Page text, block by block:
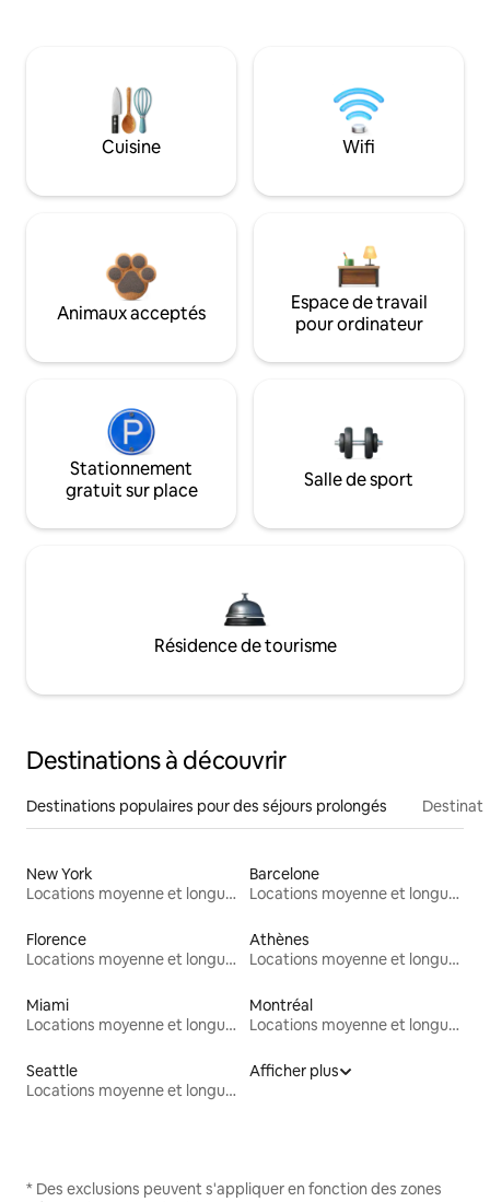
Cuisine Wifi
Animaux acceptés
Espace de travail
pour ordinateur
Stationnement
gratuit sur place
Salle de sport
Résidence de tourisme
Destinations à découvrir
Destinations populaires pour des séjours prolongés
New York
Locations moyenne et longue durée
Barcelone
Locations moyenne et longue durée
Florence
Locations moyenne et longue durée
Athènes
Locations moyenne et longue durée
Miami
Locations moyenne et longue durée
Montréal
Locations moyenne et longue durée
Seattle
Locations moyenne et longue durée
Afficher plus
* Des exclusions peuvent s'appliquer en fonction des zones